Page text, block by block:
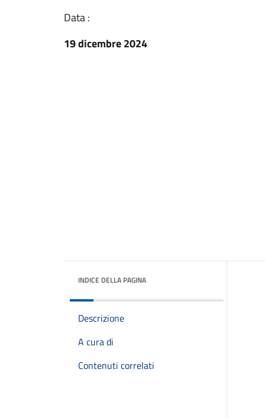
Data :
19 dicembre 2024
INDICE DELLA PAGINA
Descrizione
A cura di
Contenuti correlati